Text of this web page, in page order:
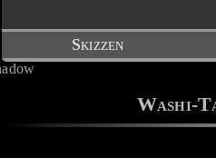
Skizzen
Washi-